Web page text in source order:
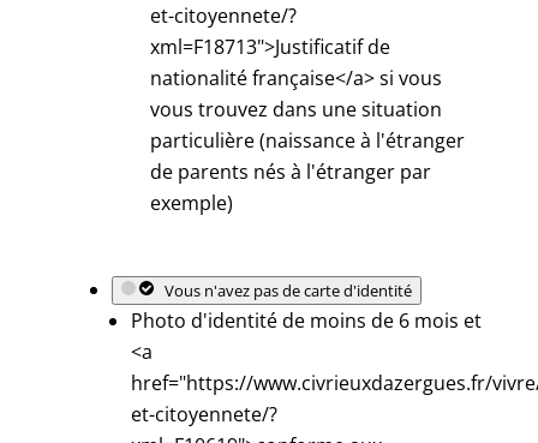
et-citoyennete/?
xml=F18713">Justificatif de
nationalité française</a> si vous
vous trouvez dans une situation
particulière (naissance à l'étranger
de parents nés à l'étranger par
exemple)
Vous n'avez pas de carte d'identité
Photo d'identité de moins de 6 mois et
<a
href="https://www.civrieuxdazergues.fr/
et-citoyennete/?